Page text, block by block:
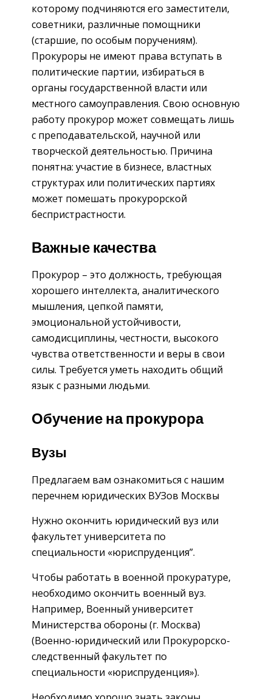
которому подчиняются его заместители,
советники, различные помощники
(старшие, по особым поручениям).
Прокуроры не имеют права вступать в
политические партии, избираться в
органы государственной власти или
местного самоуправления. Свою основную
работу прокурор может совмещать лишь
с преподавательской, научной или
творческой деятельностью. Причина
понятна: участие в бизнесе, властных
структурах или политических партиях
может помешать прокурорской
беспристрастности.
Важные качества
Прокурор – это должность, требующая
хорошего интеллекта, аналитического
мышления, цепкой памяти,
эмоциональной устойчивости,
самодисциплины, честности, высокого
чувства ответственности и веры в свои
силы. Требуется уметь находить общий
язык с разными людьми.
Обучение на прокурора
Вузы
Предлагаем вам ознакомиться с нашим
перечнем юридических ВУЗов Москвы
Нужно окончить юридический вуз или
факультет университета по
специальности «юриспруденция”.
Чтобы работать в военной прокуратуре,
необходимо окончить военный вуз.
Например, Военный университет
Министерства обороны (г. Москва)
(Военно-юридический или Прокурорско-
следственный факультет по
специальности «юриспруденция»).